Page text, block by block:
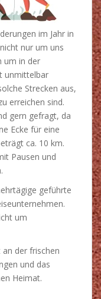
im Jahr in
nur um uns
um in der
unmittelbar
Strecken aus,
erreichen sind.
gern gefragt, da
Ecke für eine
ca. 10 km.
Pausen und
geführte
um
der frischen
und das
Heimat.